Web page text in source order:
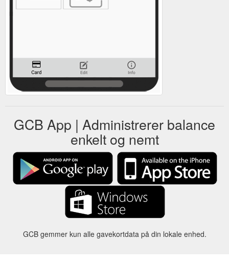
GCB App | Administrerer balance
enkelt og nemt
GCB gemmer kun alle gavekortdata på din lokale enhed.